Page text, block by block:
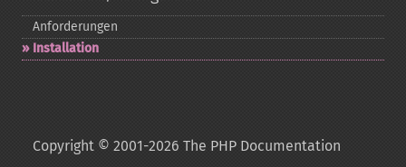
Anforderungen
Installation
Copyright © 2001-2026 The PHP Documentation